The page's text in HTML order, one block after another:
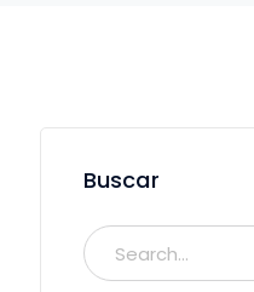
Buscar